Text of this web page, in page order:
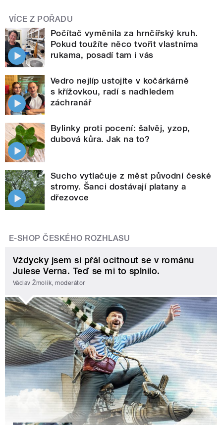
VÍCE Z POŘADU
Počítač vyměnila za hrnčířský kruh.
Pokud toužíte něco tvořit vlastníma
rukama, posadí tam i vás
Vedro nejlíp ustojíte v kočárkárně
s křížovkou, radí s nadhledem
záchranář
Bylinky proti pocení: šalvěj, yzop,
dubová kůra. Jak na to?
Sucho vytlačuje z měst původní české
stromy. Šanci dostávají platany a
dřezovce
E-SHOP ČESKÉHO ROZHLASU
Vždycky jsem si přál ocitnout se v románu
Julese Verna. Teď se mi to splnilo.
Václav Žmolík, moderátor